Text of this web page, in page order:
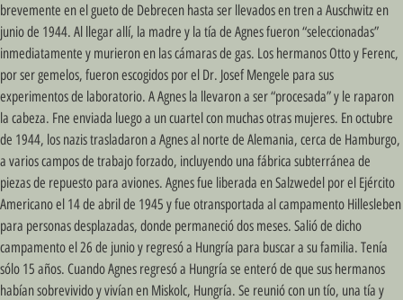
brevemente en el gueto de Debrecen hasta ser llevados en tren a Auschwitz en
junio de 1944. Al llegar allí, la madre y la tía de Agnes fueron “seleccionadas”
inmediatamente y murieron en las cámaras de gas. Los hermanos Otto y Ferenc,
por ser gemelos, fueron escogidos por el Dr. Josef Mengele para sus
experimentos de laboratorio. A Agnes la llevaron a ser “procesada” y le raparon
la cabeza. Fne enviada luego a un cuartel con muchas otras mujeres. En octubre
de 1944, los nazis trasladaron a Agnes al norte de Alemania, cerca de Hamburgo,
a varios campos de trabajo forzado, incluyendo una fábrica subterránea de
piezas de repuesto para aviones. Agnes fue liberada en Salzwedel por el Ejército
Americano el 14 de abril de 1945 y fue otransportada al campamento Hillesleben
para personas desplazadas, donde permaneció dos meses. Salió de dicho
campamento el 26 de junio y regresó a Hungría para buscar a su familia. Tenía
sólo 15 años. Cuando Agnes regresó a Hungría se enteró de que sus hermanos
habían sobrevivido y vivían en Miskolc, Hungría. Se reunió con un tío, una tía y